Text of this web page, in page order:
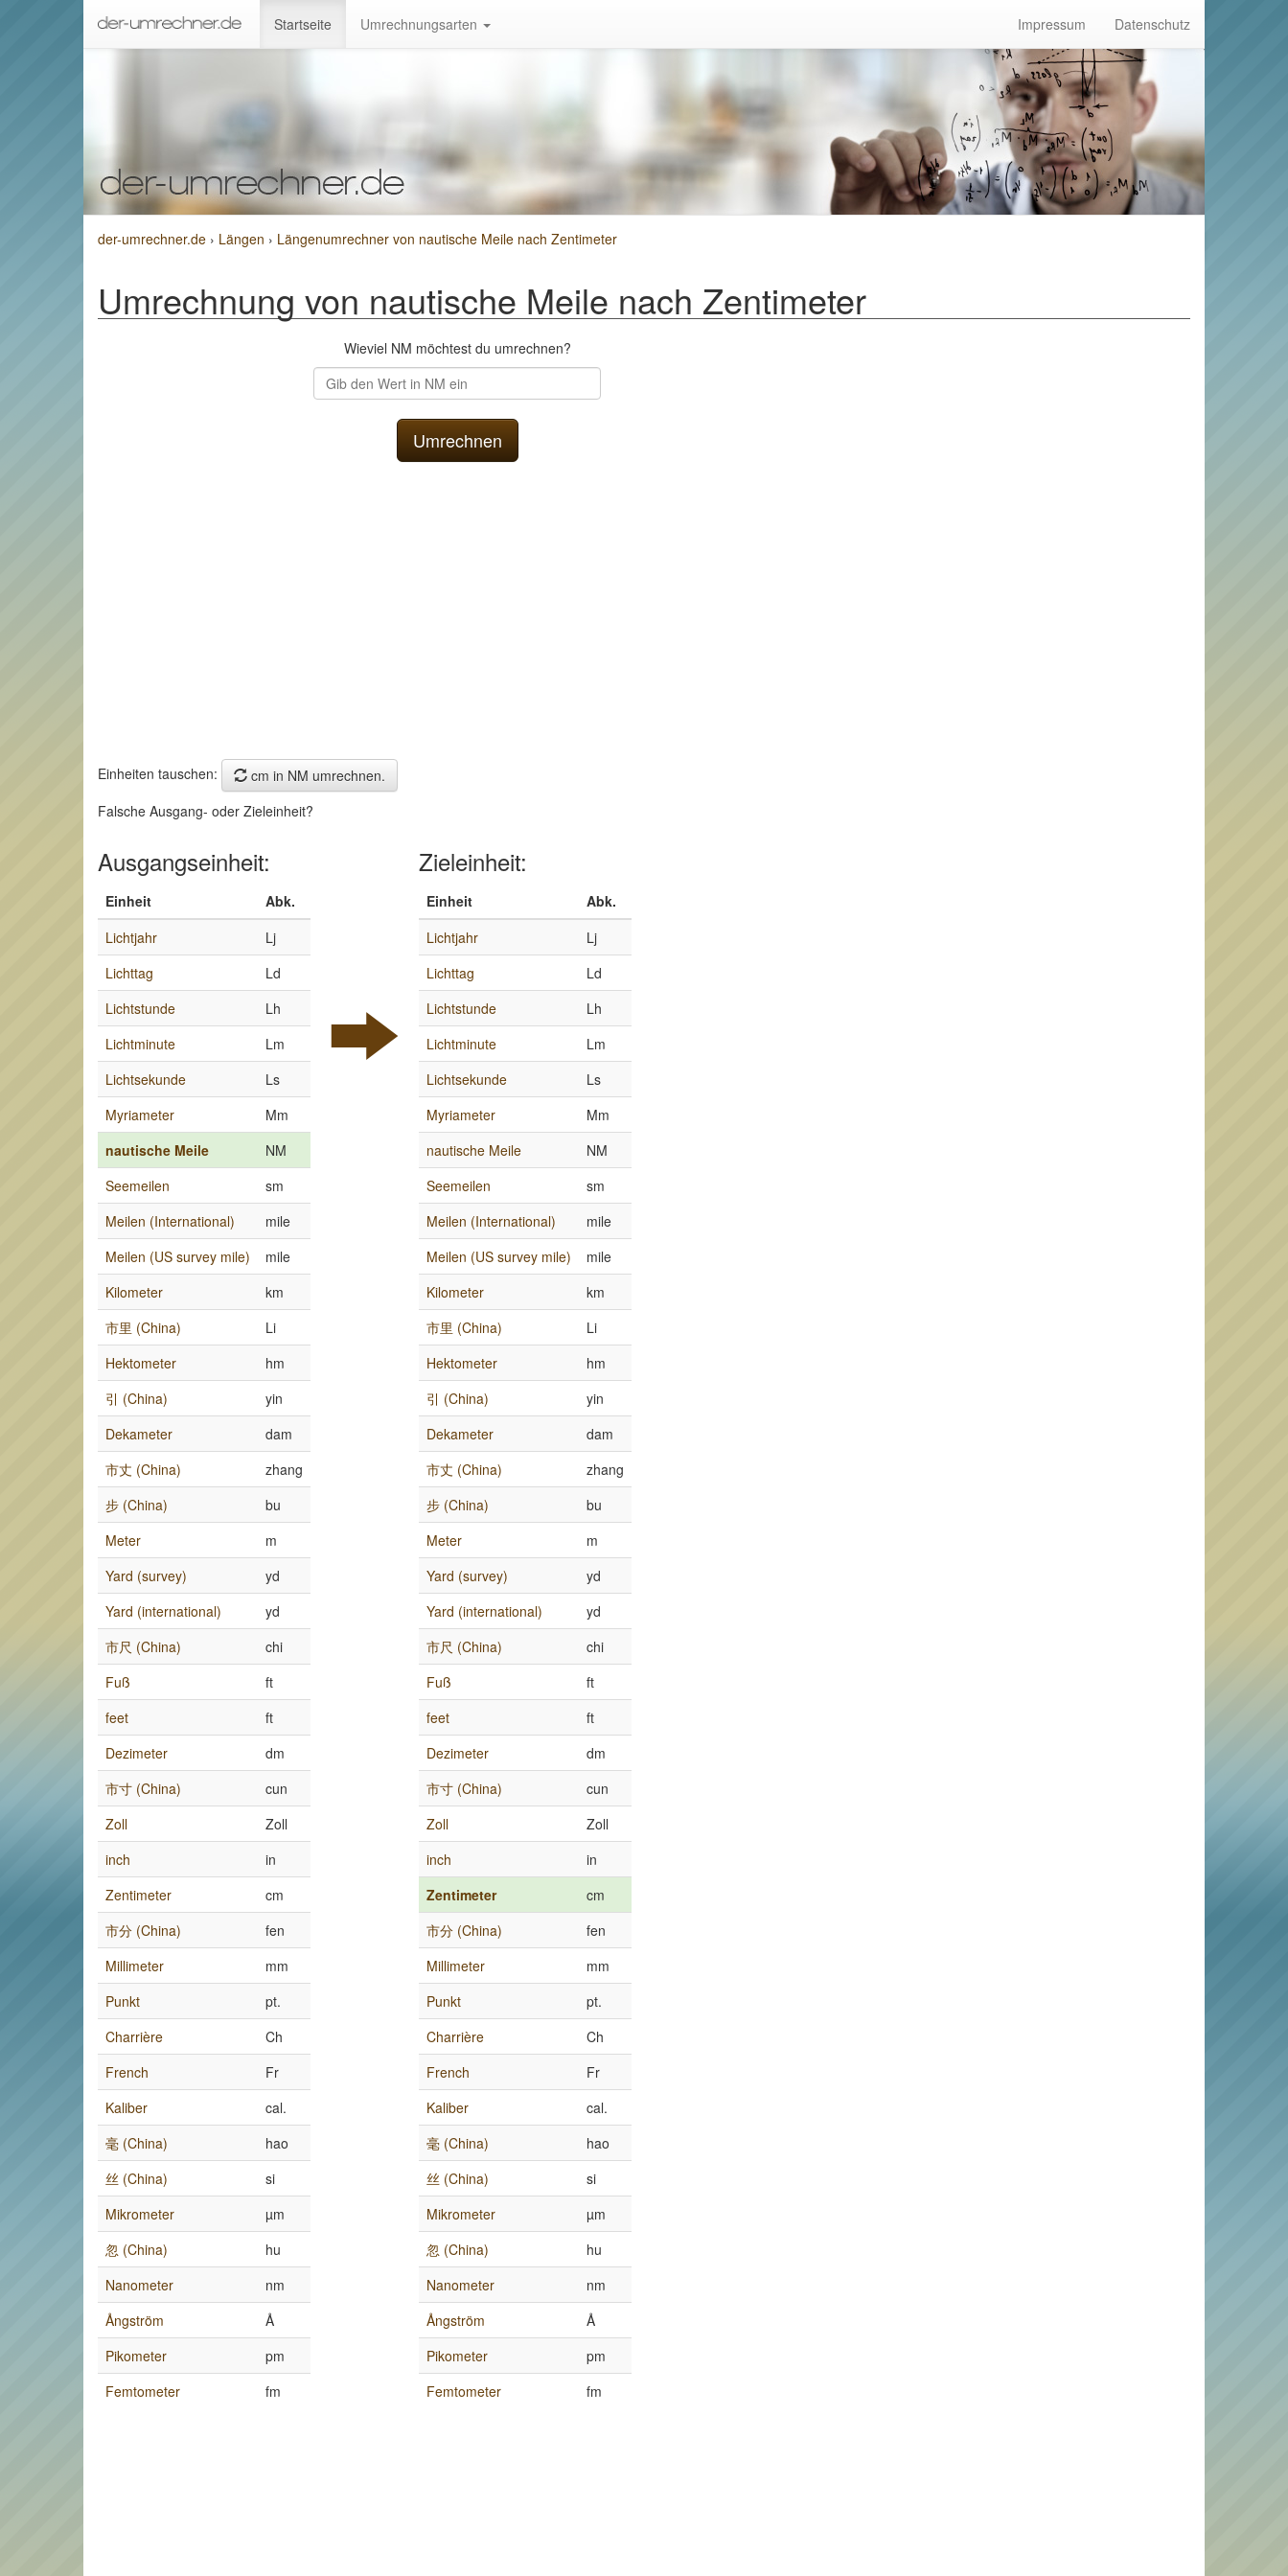
Startseite Umrechnungsarten Impressum Datenschutz
der-umrechner.de › Längen › Längenumrechner von nautische Meile nach Zentimeter
Umrechnung von nautische Meile nach Zentimeter
Wieviel NM möchtest du umrechnen?
Einheiten tauschen:
cm in NM umrechnen.
Falsche Ausgang- oder Zieleinheit?
Ausgangseinheit:
Einheit
Abk.
Lichtjahr
Lj
Lichttag
Ld
Lichtstunde
Lh
Lichtminute
Lm
Lichtsekunde
Ls
Myriameter
Mm
nautische Meile
NM
Seemeilen
sm
Meilen (International)
mile
Meilen (US survey mile)
mile
Kilometer
km
市里 (China)
Li
Hektometer
hm
引 (China)
yin
Dekameter
dam
市丈 (China)
zhang
步 (China)
bu
Meter
m
Yard (survey)
yd
Yard (international)
yd
市尺 (China)
chi
Fuß
ft
feet
ft
Dezimeter
dm
市寸 (China)
cun
Zoll
Zoll
inch
in
Zentimeter
cm
市分 (China)
fen
Millimeter
mm
Punkt
pt.
Charrière
Ch
French
Fr
Kaliber
cal.
毫 (China)
hao
丝 (China)
si
Mikrometer
µm
忽 (China)
hu
Nanometer
nm
Ångström
Å
Pikometer
pm
Femtometer
fm
Zieleinheit:
Einheit
Abk.
Lichtjahr
Lj
Lichttag
Ld
Lichtstunde
Lh
Lichtminute
Lm
Lichtsekunde
Ls
Myriameter
Mm
nautische Meile
NM
Seemeilen
sm
Meilen (International)
mile
Meilen (US survey mile)
mile
Kilometer
km
市里 (China)
Li
Hektometer
hm
引 (China)
yin
Dekameter
dam
市丈 (China)
zhang
步 (China)
bu
Meter
m
Yard (survey)
yd
Yard (international)
yd
市尺 (China)
chi
Fuß
ft
feet
ft
Dezimeter
dm
市寸 (China)
cun
Zoll
Zoll
inch
in
Zentimeter
cm
市分 (China)
fen
Millimeter
mm
Punkt
pt.
Charrière
Ch
French
Fr
Kaliber
cal.
毫 (China)
hao
丝 (China)
si
Mikrometer
µm
忽 (China)
hu
Nanometer
nm
Ångström
Å
Pikometer
pm
Femtometer
fm